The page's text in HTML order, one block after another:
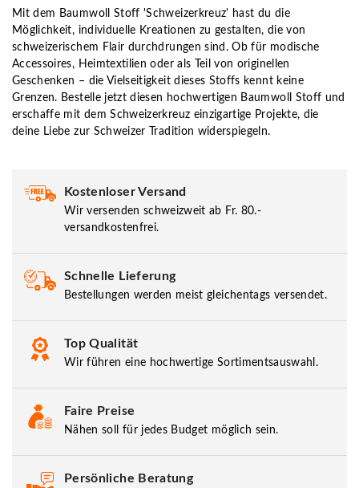
Mit dem Baumwoll Stoff 'Schweizerkreuz' hast du die
Möglichkeit, individuelle Kreationen zu gestalten, die von
schweizerischem Flair durchdrungen sind. Ob für modische
Accessoires, Heimtextilien oder als Teil von originellen
Geschenken – die Vielseitigkeit dieses Stoffs kennt keine
Grenzen. Bestelle jetzt diesen hochwertigen Baumwoll Stoff und
erschaffe mit dem Schweizerkreuz einzigartige Projekte, die
deine Liebe zur Schweizer Tradition widerspiegeln.
Kostenloser Versand
Wir versenden schweizweit ab Fr. 80.-
versandkostenfrei.
Schnelle Lieferung
Bestellungen werden meist gleichentags versendet.
Top Qualität
Wir führen eine hochwertige Sortimentsauswahl.
Faire Preise
Nähen soll für jedes Budget möglich sein.
Persönliche Beratung